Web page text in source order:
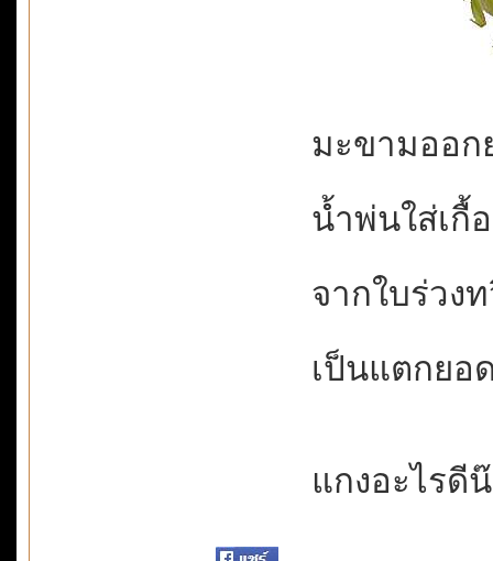
มะขามออ
น้ำพ่นใส่เกื้
จากใบร่วง
เป็นแตกยอ
แกงอะไรดี